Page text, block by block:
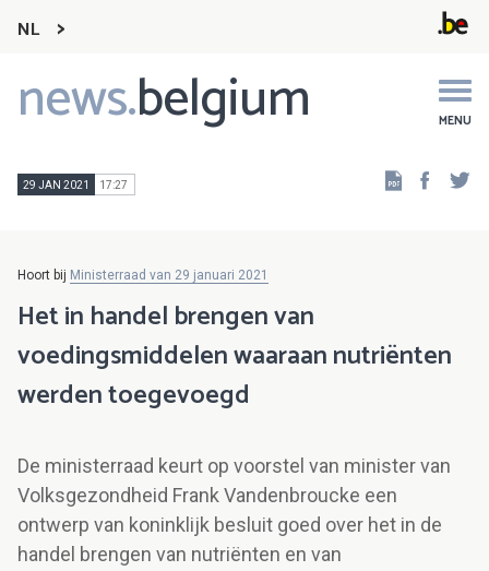
NL
news.belgium MENU
Main
navigation
29 JAN 2021 17:27
Hoort bij Ministerraad van 29 januari 2021
Het in handel brengen van
voedingsmiddelen waaraan nutriënten
werden toegevoegd
De ministerraad keurt op voorstel van minister van
Volksgezondheid Frank Vandenbroucke een
ontwerp van koninklijk besluit goed over het in de
handel brengen van nutriënten en van